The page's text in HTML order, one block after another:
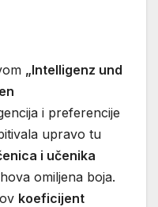
„Intelligenz und
i preferencije
upravo tu
i učenika
omiljena boja.
koeficijent